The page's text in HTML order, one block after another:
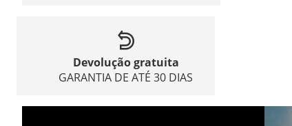
Devolução gratuita
GARANTIA DE ATÉ 30 DIAS